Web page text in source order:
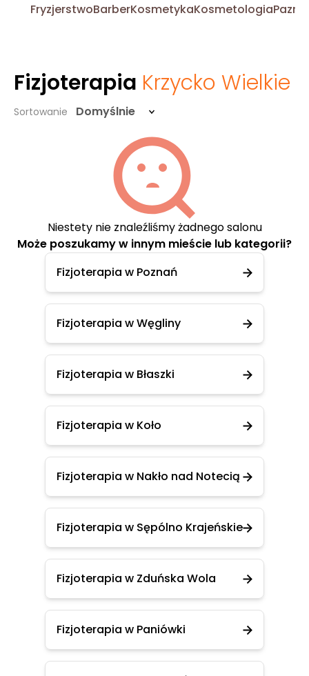
FryzjerstwoBarberKosmetykaKosmetologia
Fizjoterapia Krzycko Wielkie
Sortowanie Domyślnie
Niestety nie znaleźliśmy żadnego salonu
Może poszukamy w innym mieście lub kategorii?
Fizjoterapia w Poznań
Fizjoterapia w Węgliny
Fizjoterapia w Błaszki
Fizjoterapia w Koło
Fizjoterapia w Nakło nad Notecią
Fizjoterapia w Sępólno Krajeńskie
Fizjoterapia w Zduńska Wola
Fizjoterapia w Paniówki